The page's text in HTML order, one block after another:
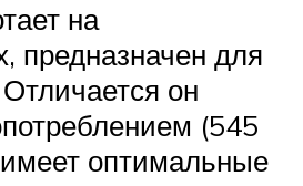
на
предназначен для
он
(545
оптимальные